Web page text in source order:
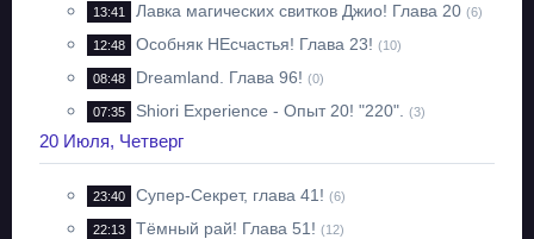
13:41 Лавка магических свитков Джио! Глава 20 (6)
12:48 Особняк НЕсчастья! Глава 23! (10)
08:48 Dreamland. Глава 96! (0)
07:35 Shiori Experience - Опыт 20! "220". (3)
20 Июля, Четверг
23:40 Супер-Секрет, глава 41! (6)
22:13 Тёмный рай! Глава 51! (12)